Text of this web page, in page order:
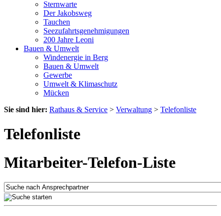
Sternwarte
Der Jakobsweg
Tauchen
Seezufahrtsgenehmigungen
200 Jahre Leoni
Bauen & Umwelt
Windenergie in Berg
Bauen & Umwelt
Gewerbe
Umwelt & Klimaschutz
Mücken
Sie sind hier: Rathaus & Service > Verwaltung > Telefonliste
Telefonliste
Mitarbeiter-Telefon-Liste